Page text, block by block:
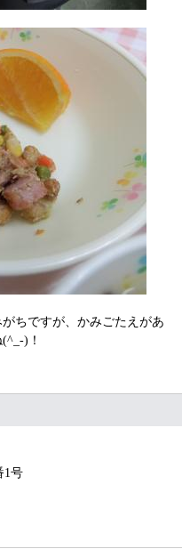
ちですが、かみごたえがあ
)！
1号